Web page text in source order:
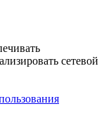
сетевой